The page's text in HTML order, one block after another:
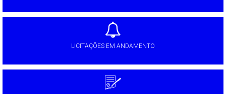
LICITAÇÕES EM ANDAMENTO